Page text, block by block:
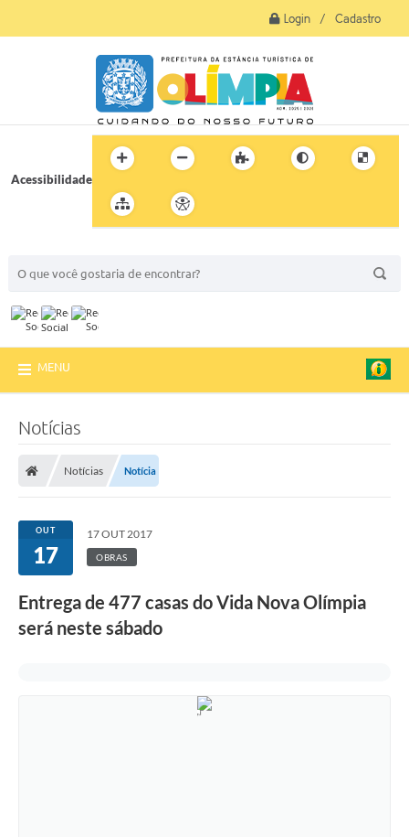
Login / Cadastro
Acessibilidade
MENU
Notícias
Notícias Notícia
OUT
17
17 OUT 2017
OBRAS
Entrega de 477 casas do Vida Nova Olímpia
será neste sábado